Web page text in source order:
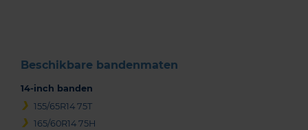
Beschikbare bandenmaten
14-inch banden
155/65R14 75T
165/60R14 75H